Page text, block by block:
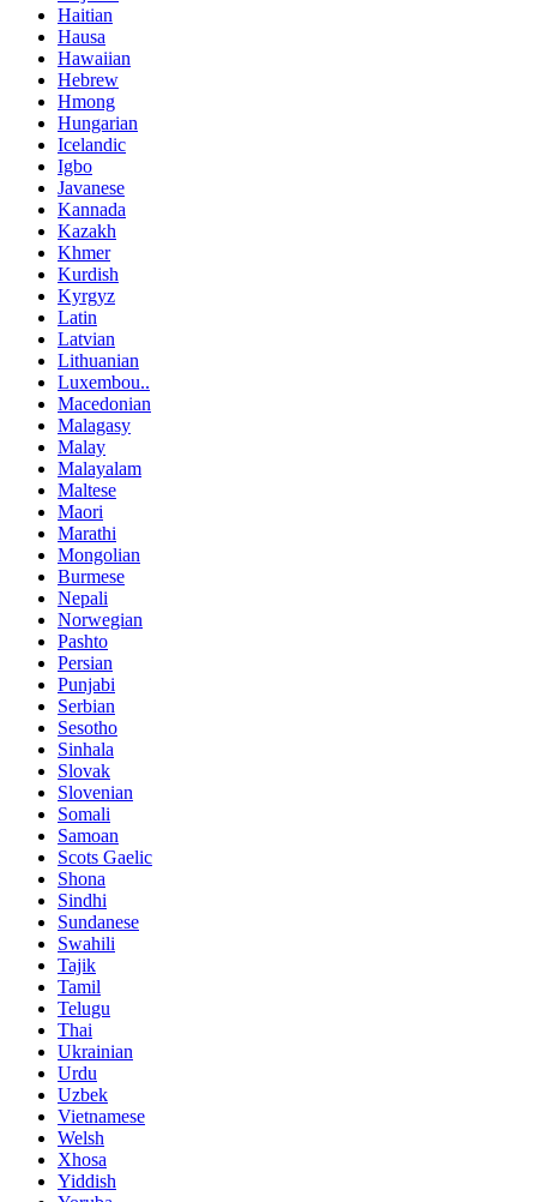
Haitian
Hausa
Hawaiian
Hebrew
Hmong
Hungarian
Icelandic
Igbo
Javanese
Kannada
Kazakh
Khmer
Kurdish
Kyrgyz
Latin
Latvian
Lithuanian
Luxembou..
Macedonian
Malagasy
Malay
Malayalam
Maltese
Maori
Marathi
Mongolian
Burmese
Nepali
Norwegian
Pashto
Persian
Punjabi
Serbian
Sesotho
Sinhala
Slovak
Slovenian
Somali
Samoan
Scots Gaelic
Shona
Sindhi
Sundanese
Swahili
Tajik
Tamil
Telugu
Thai
Ukrainian
Urdu
Uzbek
Vietnamese
Welsh
Xhosa
Yiddish